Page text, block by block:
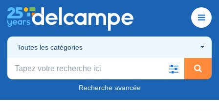
Toutes les catégories
Recherche avancée